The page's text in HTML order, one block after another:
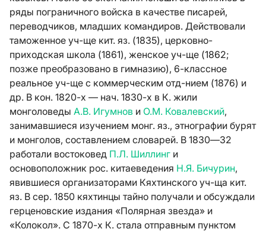
ряды пограничного войска в качестве писарей,
переводчиков, младших командиров. Действовали
таможенное уч-ще кит. яз. (1835), церковно-
приходская школа (1861), женское уч-ще (1862;
позже преобразовано в гимназию), 6-классное
реальное уч-ще с коммерческим отд-нием (1876) и
др. В кон. 1820-х — нач. 1830-х в К. жили
монголоведы А.В. Игумнов и О.М. Ковалевский,
занимавшиеся изучением монг. яз., этнографии бурят
и монголов, составлением словарей. В 1830—32
работали востоковед П.Л. Шиллинг и
основоположник рос. китаеведения Н.Я. Бичурин,
явившиеся организаторами Кяхтинского уч-ща кит.
яз. В сер. 1850 кяхтинцы тайно получали и обсуждали
герценовские издания «Полярная звезда» и
«Колокол». С 1870-х К. стала отправным пунктом